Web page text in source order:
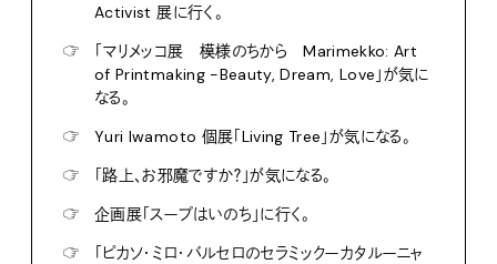
Activist 展に行く。
☞
「マリメッコ展 模様のちから Marimekko: Art
of Printmaking -Beauty, Dream, Love」が気に
なる。
☞
Yuri Iwamoto 個展「Living Tree」が気になる。
☞
「路上、お邪魔ですか？」が気になる。
☞
企画展「スープはいのち」に行く。
☞
「ピカソ・ミロ・バルセロのセラミックーカタルーニャ